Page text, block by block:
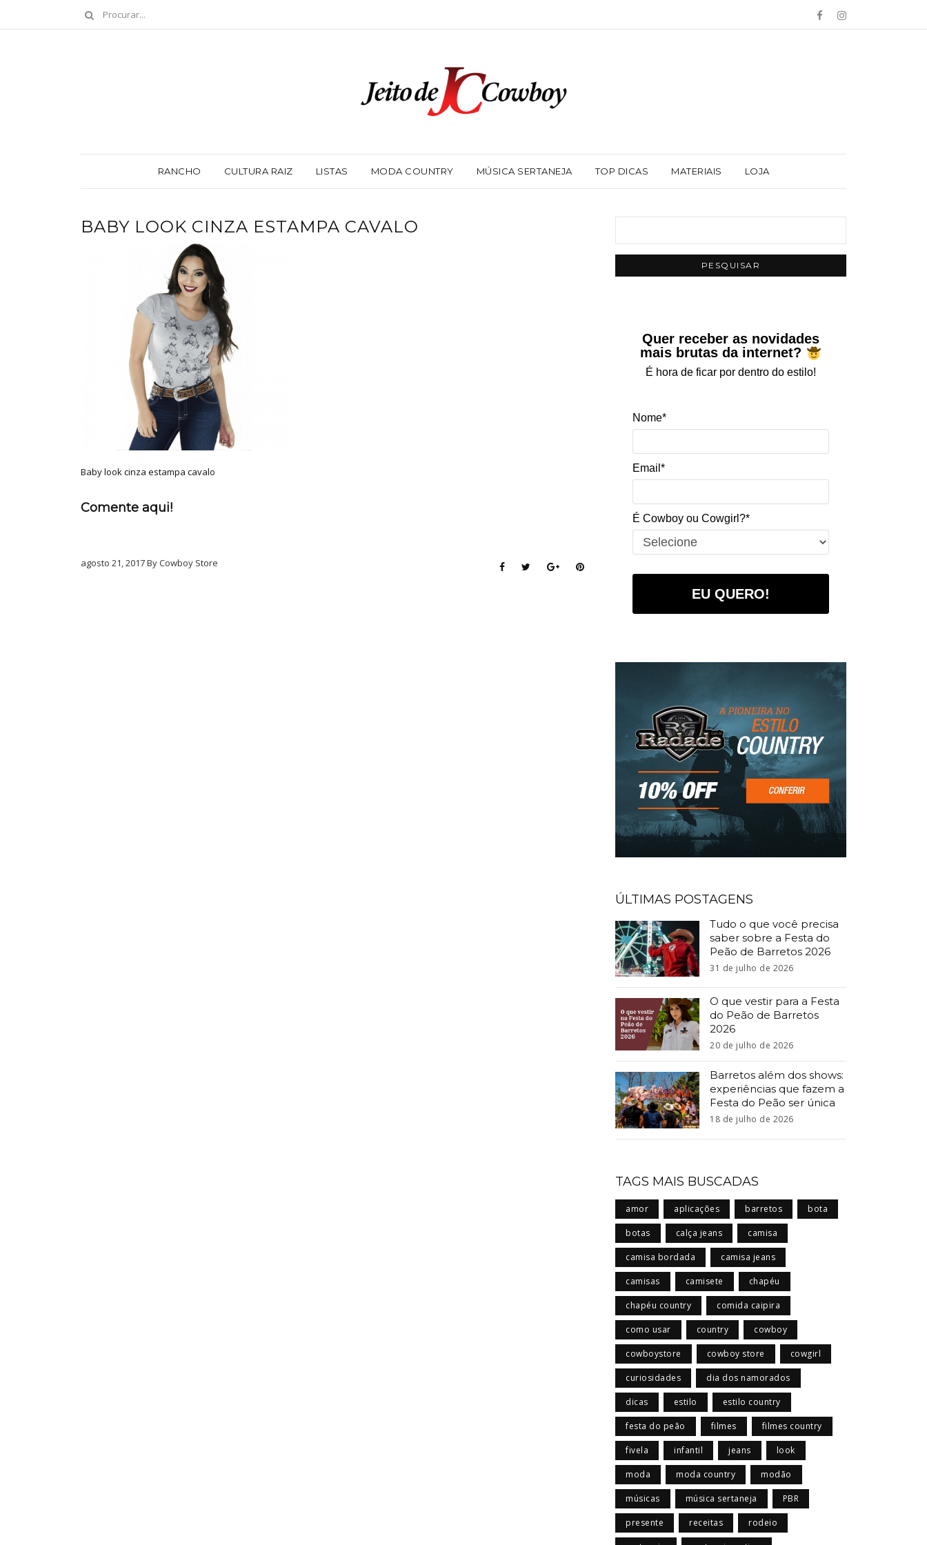
RANCHO CULTURA RAIZ LISTAS MODA COUNTRY MÚSICA SERTANEJA TOP DICAS MATERIAIS LOJA
BABY LOOK CINZA ESTAMPA CAVALO
Baby look cinza estampa cavalo
Comente aqui!
agosto 21, 2017 By Cowboy Store
Quer receber as novidades
mais brutas da internet?
É hora de ficar por dentro do estilo!
Nome*
Email*
É Cowboy ou Cowgirl?*
EU QUERO!
ÚLTIMAS POSTAGENS
Tudo o que você precisa
saber sobre a Festa do
Peão de Barretos 2026
31 de julho de 2026
O que vestir para a Festa
do Peão de Barretos
2026
20 de julho de 2026
Barretos além dos shows:
experiências que fazem a
Festa do Peão ser única
18 de julho de 2026
TAGS MAIS BUSCADAS
amor aplicações barretos bota
botas calça jeans camisa
camisa bordada camisa jeans
camisas camisete chapéu
chapéu country comida caipira
como usar country cowboy
cowboystore cowboy store cowgirl
curiosidades dia dos namorados
dicas estilo estilo country
festa do peão filmes filmes country
fivela infantil jeans look
moda moda country modão
músicas música sertaneja PBR
presente receitas rodeio